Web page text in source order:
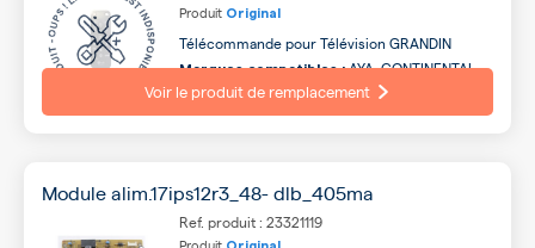
Produit Original
Télécommande pour Télévision GRANDIN
Marques compatibles :AYA, CONTINENTAL
EDISON, SABA, GRANDIN, TECHNICAL,
HIGHONE, LISTO, TUCSON
Voir le produit de remplacement
Module alim.17ips12r3_48- dlb_405ma
Ref. produit : 23321119